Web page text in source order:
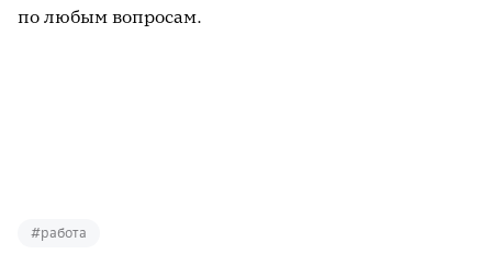
по любым вопросам.
#работа